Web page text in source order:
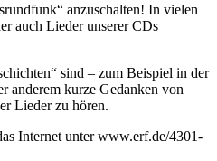
anzuschalten! In vielen
auch Lieder unserer CDs
sind – zum Beispiel in der
anderem kurze Gedanken von
Lieder zu hören.
Internet unter www.erf.de/4301-